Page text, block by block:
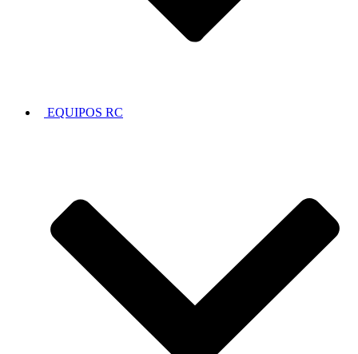
EQUIPOS RC